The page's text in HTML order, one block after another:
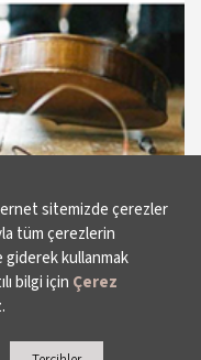
7
Nautilus
sitemizde çerezler
tüm çerezlerin
giderek kullanmak
bilgi için Çerez